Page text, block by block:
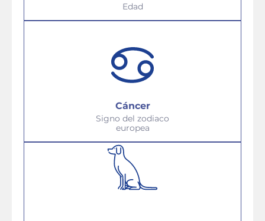
Edad
Cáncer
Signo del zodiaco
europea